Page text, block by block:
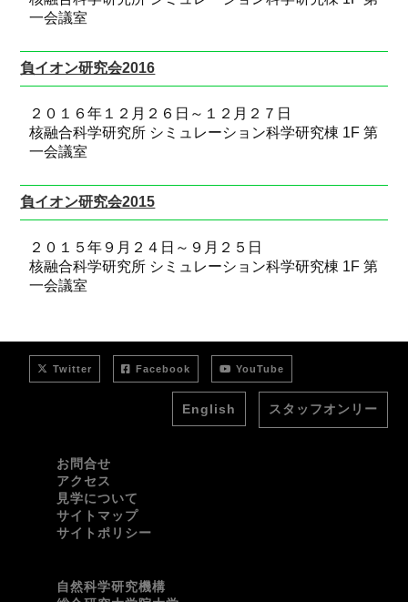
一会議室
負イオン研究会2016
２０１６年１２月２６日～１２月２７日
核融合科学研究所 シミュレーション科学研究棟 1F 第
一会議室
負イオン研究会2015
２０１５年９月２４日～９月２５日
核融合科学研究所 シミュレーション科学研究棟 1F 第
一会議室
Twitter Facebook YouTube
English スタッフオンリー
お問合せ
アクセス
見学について
サイトマップ
サイトポリシー
自然科学研究機構